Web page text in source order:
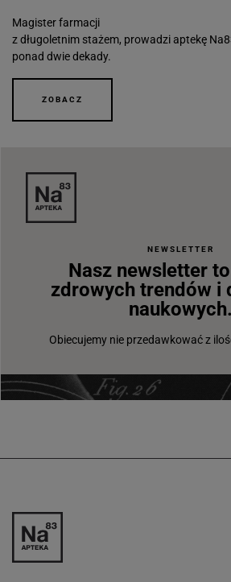
Magister farmacji
z długoletnim stażem, prowadzi aptekę
ponad dwie dekady.
ZOBACZ
NEWSLETTER
Nasz newsletter
zdrowych trendów i
naukowych.
Obiecujemy nie przedawkować z